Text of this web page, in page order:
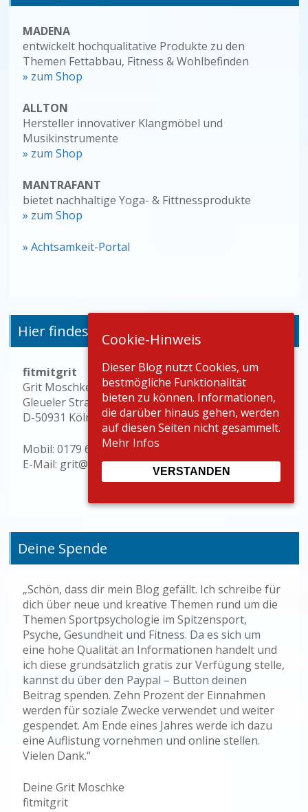
MADENA
entwickelt hochqualitative Produkte zu den
Themen Fettabbau, Fitness & Wohlbefinden
» zum Shop
ALLTON
Hersteller innovativer Klangmöbel und
Musikinstrumente
» zum Shop
MANTRAFANT
bietet nachhaltige Yoga- & Fittnessprodukte
» zum Shop
» Achtsamkeit-Portal
Hier findest du mich
fitmitgrit
Grit Moschke
Gleueler Straße 133
D-50931 Köln
Mobil: 0179 678 16 13
E-Mail: grit@fitmitgrit.com
Deine Spende
„Schön, dass dir mein Blog gefällt. Ich schreibe für
dich über neue und kreative Themen rund um die
Themen Sportpsychologie im Spitzensport,
Psyche, Gesundheit und Fitness. Da es sich um
eine hohe Qualität an Informationen handelt und
ich diese grundsätzlich gratis zur Verfügung stelle,
kannst du über den Paypal – Button deinen
Beitrag spenden. Zehn Prozent der Einnahmen
werden für soziale Zwecke verwendet und weiter
gespendet. Am Ende eines Jahres werde ich dazu
eine Auflistung vornehmen und online stellen.
Vielen Dank.“
Deine Grit Moschke
fitmitgrit
Cookie-Hinweis
Dieser Blog nutzt Cookies, um
bestmögliche Funktionalität
bieten zu können. Informationen,
die darüber hinaus gehen, werden
auf diesen Seiten nicht gesammelt.
Mehr Infos
VERSTANDEN